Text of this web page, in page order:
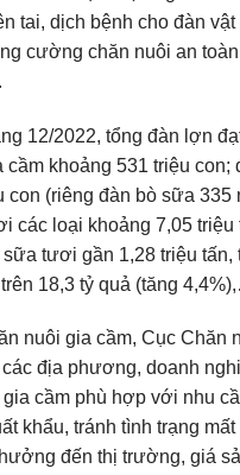
tai, dịch bệnh cho đàn vật
cường chăn nuôi an
12/2022, tổng đàn lợn
cầm khoảng 531 triệu con;
con (riêng đàn bò sữa 335
các loại khoảng 7,05 triệu
tươi gần 1,28 triệu tấn,
18,3 tỷ quả (tăng
nuôi gia cầm, Cục Chăn
địa phương, doanh
cầm phù hợp với nhu
khẩu, tránh tình trạng mất
đến thị trường, giá